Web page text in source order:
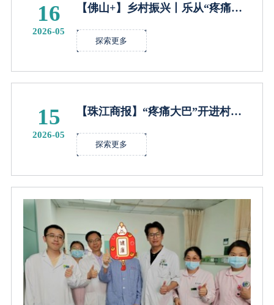
16
2026-05
【佛山+】乡村振兴丨乐从“疼痛大
探索更多
15
2026-05
【珠江商报】“疼痛大巴”开进村健
探索更多